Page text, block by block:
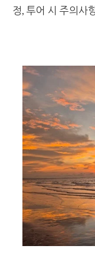
정, 투어 시 주의사